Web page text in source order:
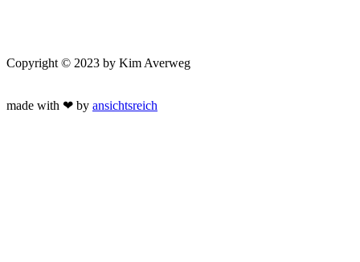
Copyright © 2023 by Kim Averweg
made with ❤ by ansichtsreich